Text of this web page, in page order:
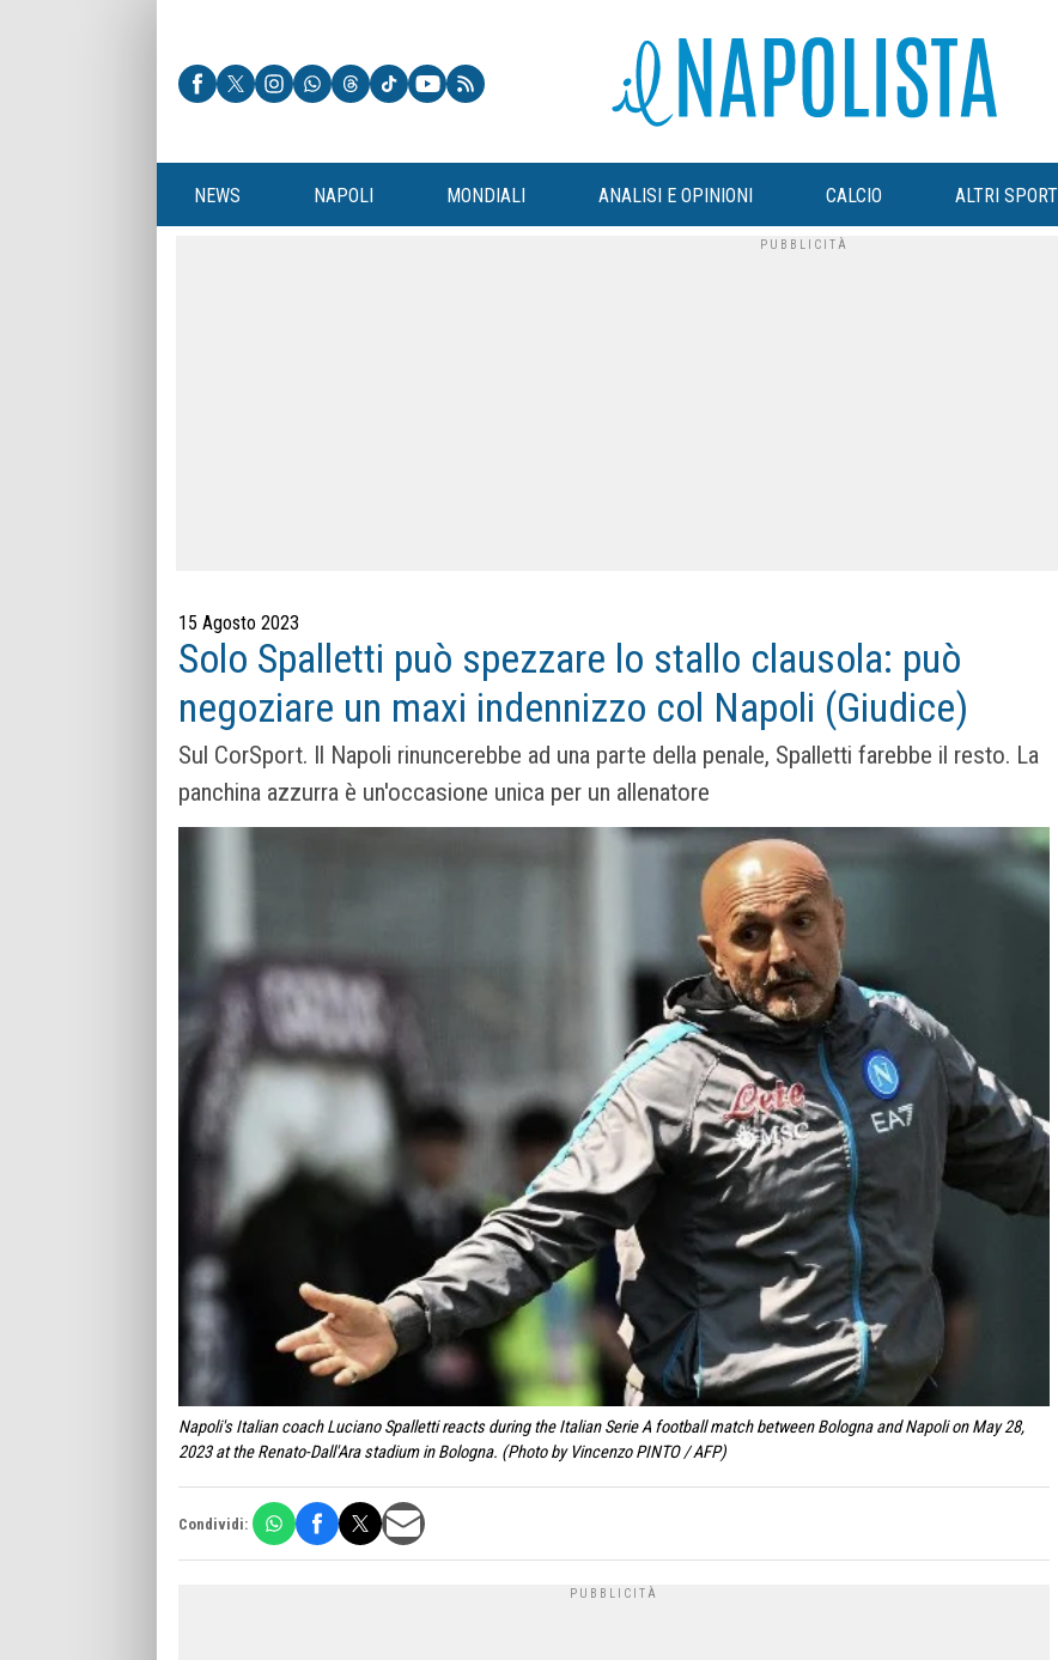
NEWS NAPOLI MONDIALI ANALISI E OPINIONI CALCIO ALTRI SPORT
15 Agosto 2023
Solo Spalletti può spezzare lo stallo clausola: può
negoziare un maxi indennizzo col Napoli (Giudice)
Sul CorSport. Il Napoli rinuncerebbe ad una parte della penale, Spalletti farebbe il resto. La
panchina azzurra è un'occasione unica per un allenatore
Napoli's Italian coach Luciano Spalletti reacts during the Italian Serie A football match between Bologna and Napoli on May 28,
2023 at the Renato-Dall'Ara stadium in Bologna. (Photo by Vincenzo PINTO / AFP)
Condividi: